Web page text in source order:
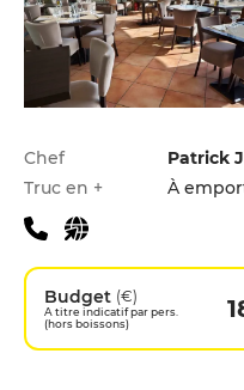
Infos
Chef
Patrick
Truc en +
Budget (€)
A titre indicatif par pers.
(hors boissons)